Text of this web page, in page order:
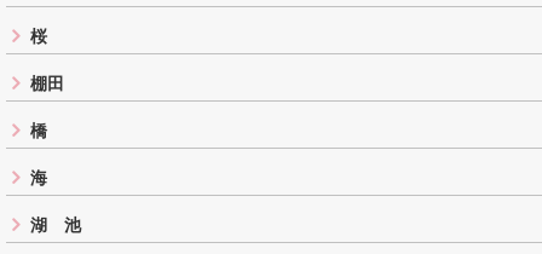
桜
棚田
橋
海
湖 池